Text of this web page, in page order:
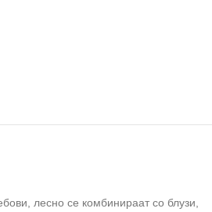
лесно се комбинираат со блузи,